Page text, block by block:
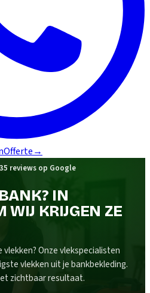
Offerte→
reviews op Google
IN
WIJ KRIJGEN ZE
Onze vlekspecialisten
vlekken uit je bankbekleding.
zichtbaar resultaat.